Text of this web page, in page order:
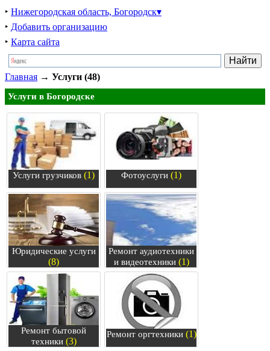
‣ Нижегородская область, Богородск▾
‣ Добавить организацию
‣ Карта сайта
Главная → Услуги (48)
Услуги в Богородске
Услуги грузчиков (1) Фотоуслуги (1)
Юридические услуги
(8)
Ремонт аудиотехники
и видеотехники(1)
Ремонт бытовой
техники(3)
Ремонт оргтехники(1)